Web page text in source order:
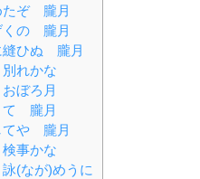
たぞ 朧月
くの 朧月
ひぬ 朧月
れかな
ぼろ月
て 朧月
てや 朧月
事かな
(なが)めうに